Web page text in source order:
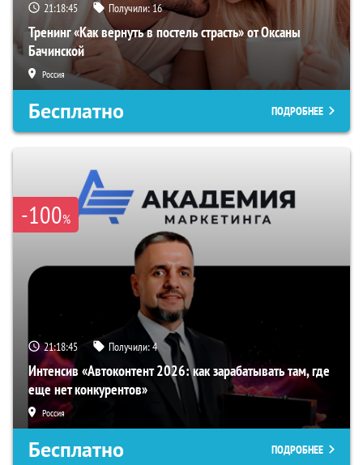
21:18:44 Получили:16
Тренинг «Как вернуть в постель страсть» от Оксаны
Бачинской
Россия
Бесплатно ПОДРОБНЕЕ
-100%
21:18:44 Получили:4
Интенсив «Автоконтент 2026: как зарабатывать там, где
еще нет конкурентов»
Россия
Бесплатно ПОДРОБНЕЕ